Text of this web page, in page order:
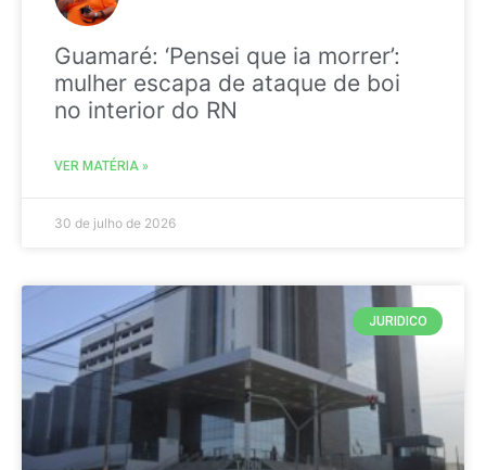
Guamaré: ‘Pensei que ia morrer’:
mulher escapa de ataque de boi
no interior do RN
VER MATÉRIA »
30 de julho de 2026
JURIDICO